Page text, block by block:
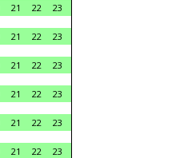
21 22
23
21 22
23
21 22
23
21 22
23
21 22
23
21 22
23